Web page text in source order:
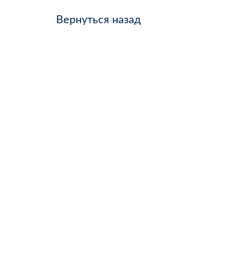
Вернуться назад